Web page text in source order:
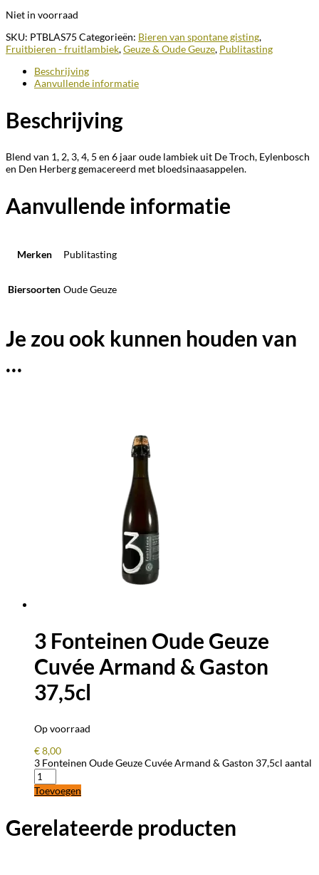
Niet in voorraad
SKU: PTBLAS75 Categorieën: Bieren van spontane gisting,
Fruitbieren - fruitlambiek,Geuze & Oude Geuze, Publitasting
Beschrijving
Aanvullende informatie
Beschrijving
Blend van 1, 2, 3, 4, 5 en 6 jaar oude lambiek uit De Troch, Eylenbosch
en Den Herberg gemacereerd met bloedsinaasappelen.
Aanvullende informatie
Merken Publitasting
Biersoorten Oude Geuze
Je zou ook kunnen houden van
…
3 Fonteinen Oude Geuze
Cuvée Armand & Gaston
37,5cl
Op voorraad
€8,00
3 Fonteinen Oude Geuze Cuvée Armand & Gaston 37,5cl aantal
Toevoegen
Gerelateerde producten